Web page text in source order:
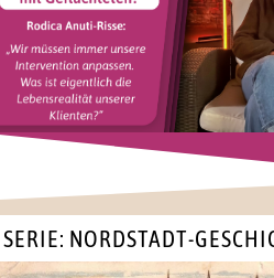
SERIE: NORDSTADT-